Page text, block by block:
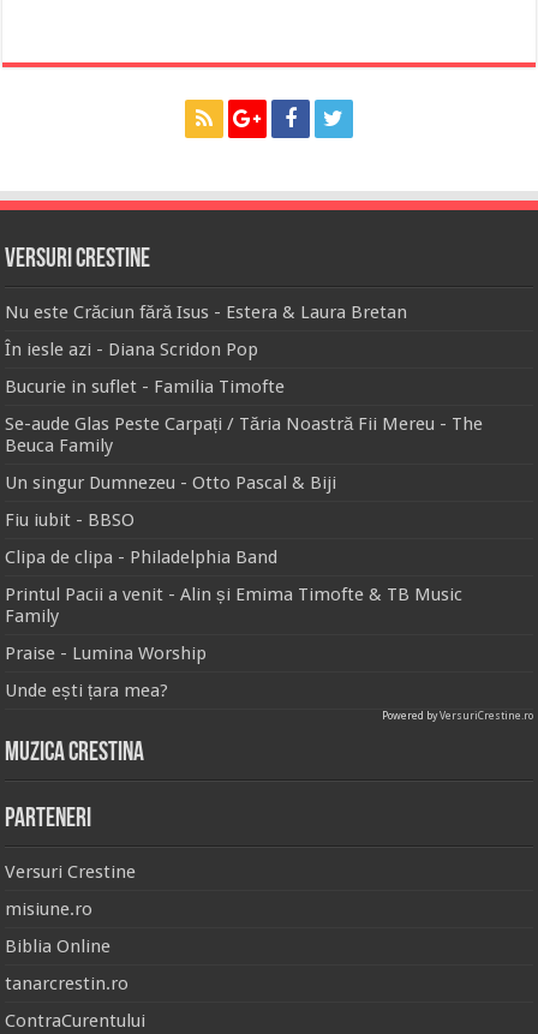
Versuri Crestine
Nu este Crăciun fără Isus - Estera & Laura Bretan
În iesle azi - Diana Scridon Pop
Bucurie in suflet - Familia Timofte
Se-aude Glas Peste Carpați / Tăria Noastră Fii Mereu - The
Beuca Family
Un singur Dumnezeu - Otto Pascal & Biji
Fiu iubit - BBSO
Clipa de clipa - Philadelphia Band
Printul Pacii a venit - Alin și Emima Timofte & TB Music
Family
Praise - Lumina Worship
Unde ești țara mea?
Powered byVersuriCrestine.ro
Muzica Crestina
Parteneri
Versuri Crestine
misiune.ro
Biblia Online
tanarcrestin.ro
ContraCurentului